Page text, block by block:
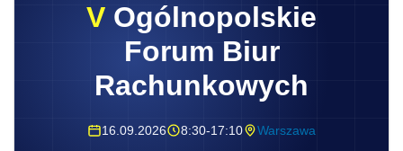
V Ogólnopolskie
Forum Biur
Rachunkowych
16.09.2026 8:30-17:10 Warszawa